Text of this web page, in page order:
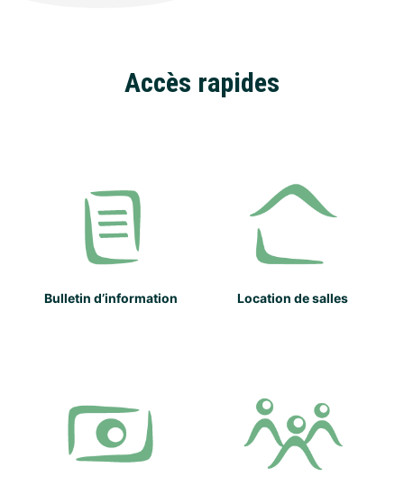
Accès rapides
Bulletin d’information Location de salles